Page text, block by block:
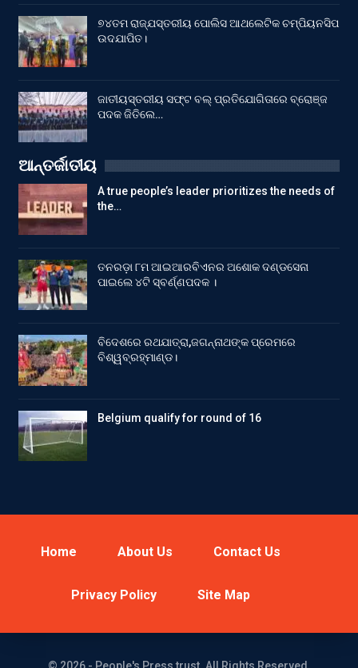
୭୪ତମ ରାଜ୍ଯସ୍ତରୀୟ ପୋଲିସ ଆଥଲେଟିକ ଚମ୍ପିୟନସିପ
ଉଦଯାପିତ।
ଜାତୀୟସ୍ତରୀୟ ସଫ୍ଟ ବଲ୍ ପ୍ରତିଯୋଗିତାରେ ବ୍ରୋଞ୍ଜ
ପଦକ ଜିତିଲେ…
ଆନ୍ତର୍ଜାତୀୟ
A true people’s leader prioritizes the needs of
the…
ତନରଡ଼ା ୮ମ ଆଇଆରବିଏନର ଅଶୋକ ଦଣ୍ଡସେନା
ପାଇଲେ ୪ଟି ସ୍ବର୍ଣ୍ଣପଦକ ।
ବିଦେଶରେ ରଥଯାତ୍ରା,ଜଗନ୍ନାଥଙ୍କ ପ୍ରେମରେ
ବିଶ୍ୱବ୍ରହ୍ମାଣ୍ଡ।
Belgium qualify for round of 16
Home About Us Contact Us
Privacy Policy Site Map